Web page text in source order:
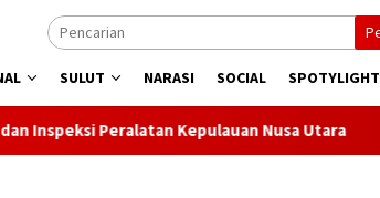
SULUT NARASI SOCIAL SPOTYLIGHT
Kepulauan Nusa Utara PLN Manado